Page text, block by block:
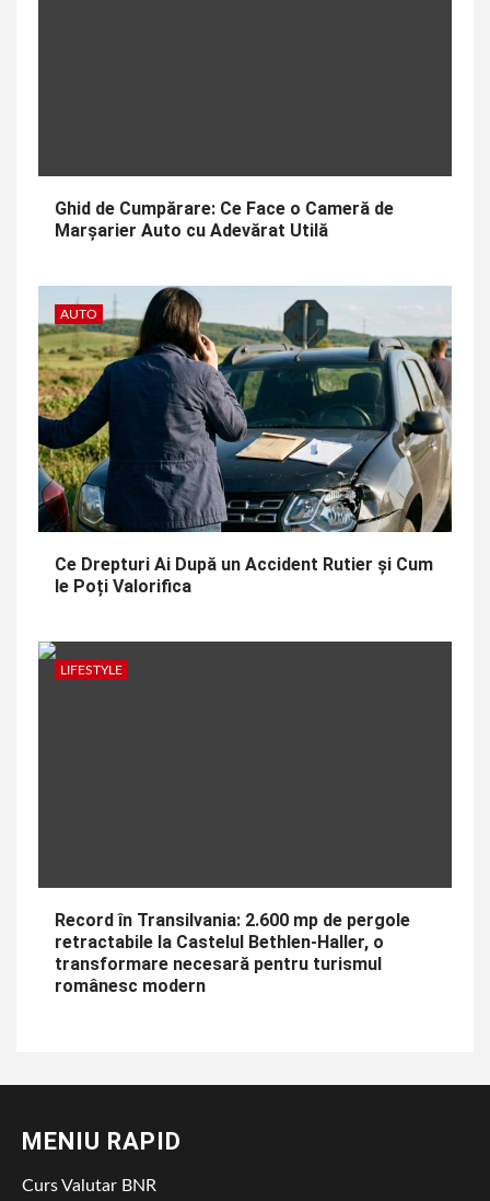
Ghid de Cumpărare: Ce Face o Cameră de
Marșarier Auto cu Adevărat Utilă
AUTO
Ce Drepturi Ai După un Accident Rutier și Cum
le Poți Valorifica
LIFESTYLE
Record în Transilvania: 2.600 mp de pergole
retractabile la Castelul Bethlen-Haller, o
transformare necesară pentru turismul
românesc modern
MENIU RAPID
Curs Valutar BNR